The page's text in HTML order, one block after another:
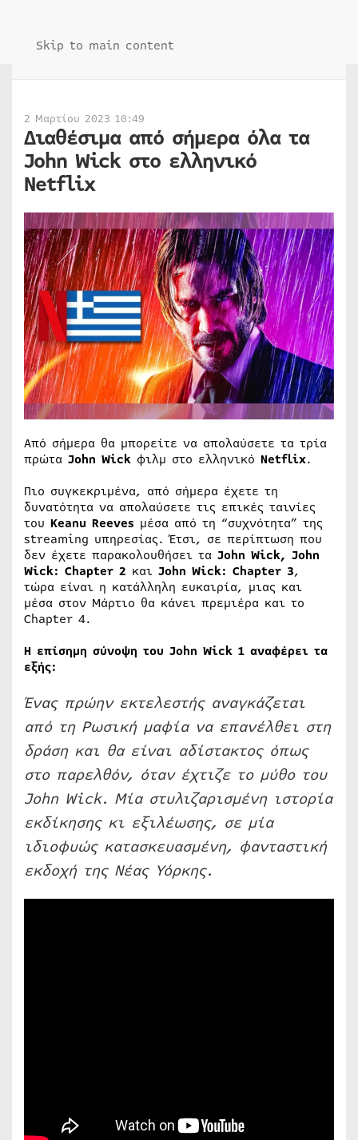
Skip to main content
2 Μαρτίου 2023 10:49
Διαθέσιμα από σήμερα όλα τα
John Wick στο ελληνικό
Netflix
Από σήμερα θα μπορείτε να απολαύσετε τα τρία
πρώτα John Wick φιλμ στο ελληνικό Netflix.
Πιο συγκεκριμένα, από σήμερα έχετε τη
δυνατότητα να απολαύσετε τις επικές ταινίες
του Keanu Reeves μέσα από τη “συχνότητα” της
streaming υπηρεσίας. Έτσι, σε περίπτωση που
δεν έχετε παρακολουθήσει τα John Wick, John
Wick: Chapter 2 και John Wick: Chapter 3,
τώρα είναι η κατάλληλη ευκαιρία, μιας και
μέσα στον Μάρτιο θα κάνει πρεμιέρα και το
Chapter 4.
Η επίσημη σύνοψη του John Wick 1 αναφέρει τα
εξής:
Ένας πρώην εκτελεστής αναγκάζεται
από τη Ρωσική μαφία να επανέλθει στη
δράση και θα είναι αδίστακτος όπως
στο παρελθόν, όταν έχτιζε το μύθο του
John Wick. Μία στυλιζαρισμένη ιστορία
εκδίκησης κι εξιλέωσης, σε μία
ιδιοφυώς κατασκευασμένη, φανταστική
εκδοχή της Νέας Υόρκης.